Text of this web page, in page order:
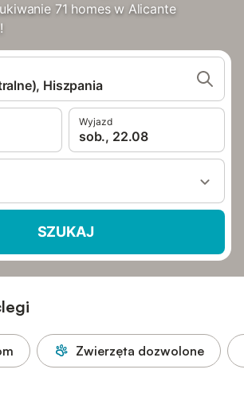
71 homes w Alicante
Hiszpania
Wyjazd
sob., 22.08
SZUKAJ
Zwierzęta dozwolone